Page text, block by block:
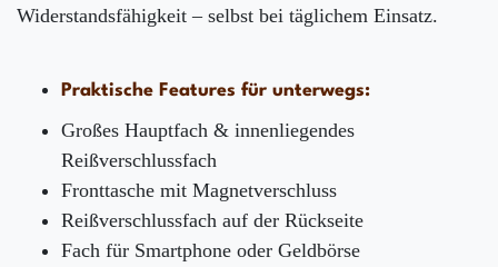
Widerstandsfähigkeit – selbst bei täglichem Einsatz.
Praktische Features für unterwegs:
Großes Hauptfach & innenliegendes
Reißverschlussfach
Fronttasche mit Magnetverschluss
Reißverschlussfach auf der Rückseite
Fach für Smartphone oder Geldbörse